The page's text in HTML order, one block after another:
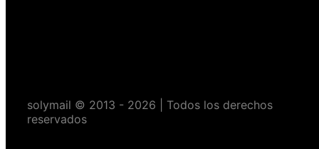
solymail © 2013 - 2026 | Todos los derechos
reservados